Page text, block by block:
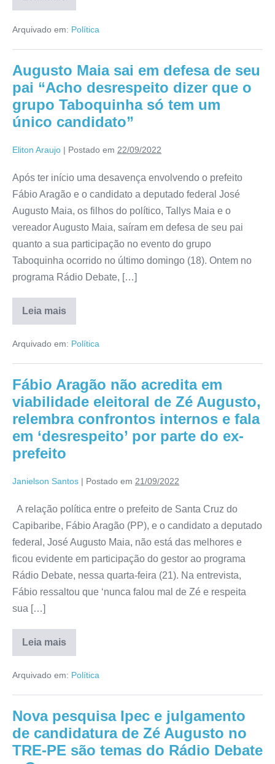
Arquivado em: Política
Augusto Maia sai em defesa de seu
pai “Acho desrespeito dizer que o
grupo Taboquinha só tem um
único candidato”
Eliton Araujo | Postado em 22/09/2022
Após ter início uma desavença envolvendo o prefeito
Fábio Aragão e o candidato a deputado federal José
Augusto Maia, os filhos do político, Tallys Maia e o
vereador Augusto Maia, saíram em defesa de seu pai
quanto a sua participação no evento do grupo
Taboquinha ocorrido no último domingo (18). Ontem no
programa Rádio Debate, […]
Leia mais
Arquivado em: Política
Fábio Aragão não acredita em
viabilidade eleitoral de Zé Augusto,
relembra confrontos internos e fala
em ‘desrespeito’ por parte do ex-
prefeito
Janielson Santos | Postado em 21/09/2022
A relação política entre o prefeito de Santa Cruz do
Capibaribe, Fábio Aragão (PP), e o candidato a deputado
federal, José Augusto Maia, não está das melhores e
ficou evidente em participação do gestor ao programa
Rádio Debate, nessa quarta-feira (21). Na entrevista,
Fábio ressaltou que ‘nunca falou mal de Zé e respeita
sua […]
Leia mais
Arquivado em: Política
Nova pesquisa Ipec e julgamento
de candidatura de Zé Augusto no
TRE-PE são temas do Rádio Debate